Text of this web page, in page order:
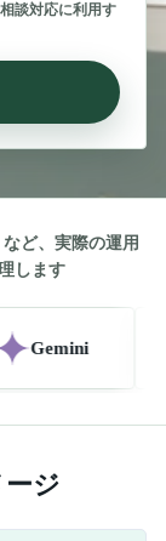
談対応に利用す
ど、実際の運用
します
ジ